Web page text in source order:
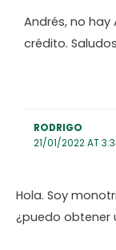
Andrés, no hay
crédito. Saludos
RODRIGO
21/01/2022 AT
Hola. Soy
¿puedo obtener